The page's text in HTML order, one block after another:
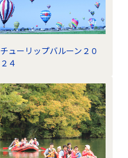
チューリップバルーン２０
２４